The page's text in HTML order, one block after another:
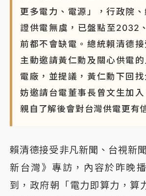
更多電力、電源」，行政院
證供電無虞，已盤點至2032
前都不會缺電。總統賴清德接
主動邀請黃仁勳及關心供電
電廠，並提議，黃仁勳下回
妨邀請台電董事長曾文生加
親自了解後會對台灣供電更有
賴清德接受非凡新聞、台視新
新台灣》專訪，內容於昨晚
到，政府朝「電力即算力，算